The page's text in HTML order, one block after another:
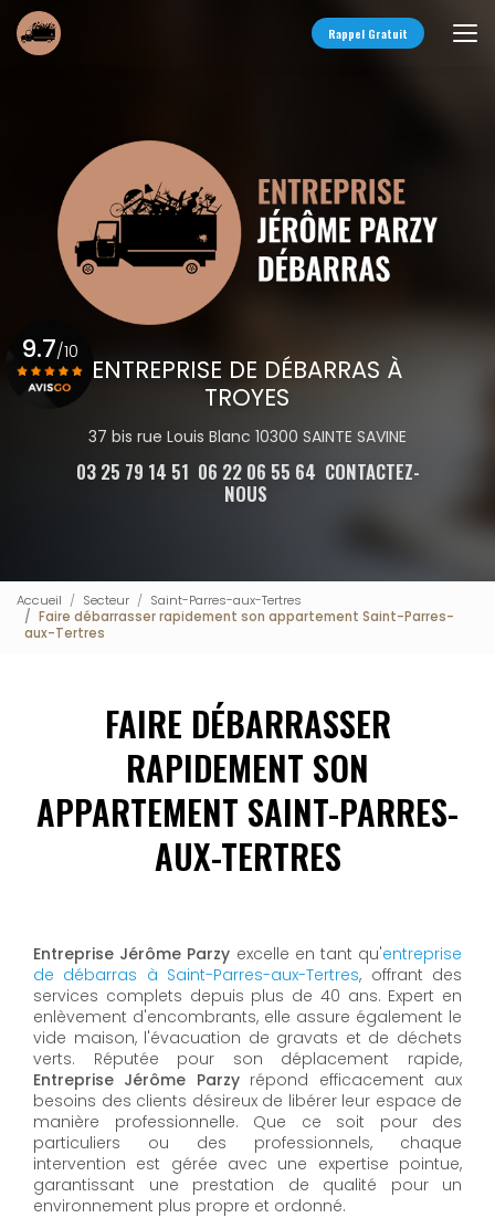
Aller
au
contenu
Rappel Gratuit
ENTREPRISE DE DÉBARRAS À
TROYES
37 bis rue Louis Blanc 10300 SAINTE SAVINE
03 25 79 14 51 06 22 06 55 64 CONTACTEZ-
NOUS
9.7/10
Accueil Secteur
Saint-Parres-aux-Tertres
Faire débarrasser rapidement son appartement Saint-Parres-
aux-Tertres
FAIRE DÉBARRASSER
RAPIDEMENT SON
APPARTEMENT SAINT-PARRES-
AUX-TERTRES
Entreprise Jérôme Parzy excelle en tant qu'entreprise
de débarras à Saint-Parres-aux-Tertres, offrant des
services complets depuis plus de 40 ans. Expert en
enlèvement d'encombrants, elle assure également le
vide maison, l'évacuation de gravats et de déchets
verts. Réputée pour son déplacement rapide,
Entreprise Jérôme Parzyrépond efficacement aux
besoins des clients désireux de libérer leur espace de
manière professionnelle. Que ce soit pour des
particuliers ou des professionnels, chaque
intervention est gérée avec une expertise pointue,
garantissant une prestation de qualité pour un
environnement plus propre et ordonné.